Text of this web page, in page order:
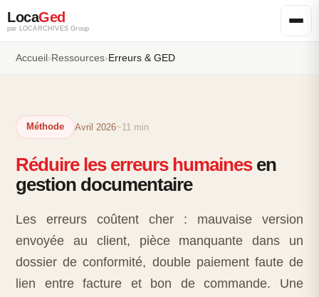
LocaGed
par LOCARCHIVES Group
Accueil › Ressources› Erreurs & GED
Méthode Avril 2026~11 min
Réduire les erreurs humainesen
gestion documentaire
Les erreurs coûtent cher : mauvaise version
envoyée au client, pièce manquante dans un
dossier de conformité, double paiement faute de
lien entre facture et bon de commande. Une